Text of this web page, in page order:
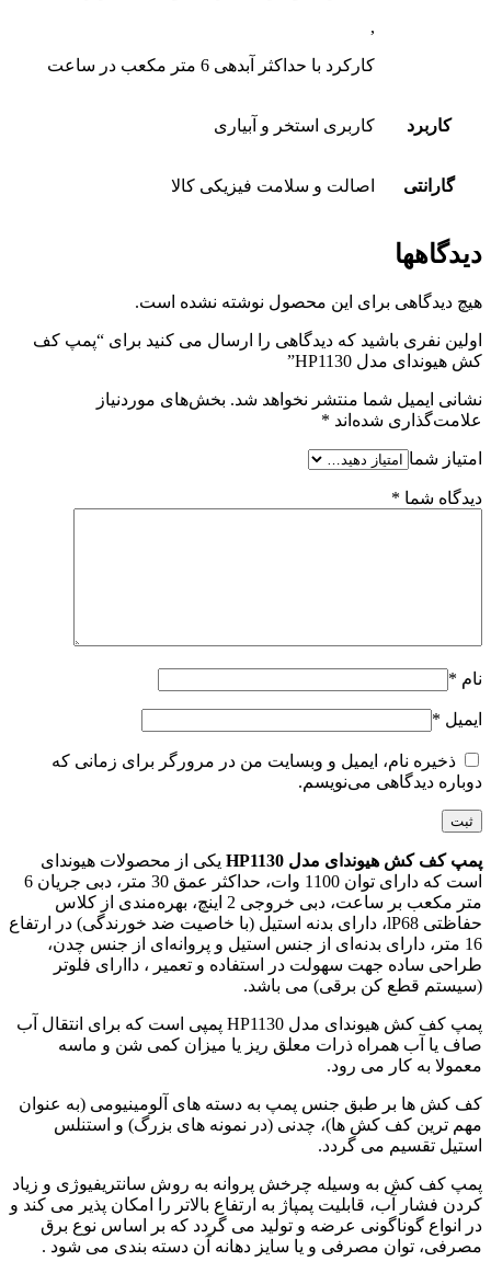
,
کارکرد با حداکثر آبدهی 6 متر مکعب در ساعت
کاربرد کاربری استخر و آبیاری
گارانتی اصالت و سلامت فیزیکی کالا
دیدگاهها
هیچ دیدگاهی برای این محصول نوشته نشده است.
اولین نفری باشید که دیدگاهی را ارسال می کنید برای “پمپ کف
کش هیوندای مدل HP1130”
نشانی ایمیل شما منتشر نخواهد شد. بخش‌های موردنیاز
علامت‌گذاری شده‌اند *
امتیاز شما
دیدگاه شما *
نام *
ایمیل *
ذخیره نام، ایمیل و وبسایت من در مرورگر برای زمانی که
دوباره دیدگاهی می‌نویسم.
پمپ کف کش هیوندای مدل HP1130
یکی از محصولات هیوندای
است که دارای توان 1100 وات، حداکثر عمق 30 متر، دبی جریان 6
متر مکعب بر ساعت، دبی خروجی 2 اینچ، بهره‌مندی از کلاس
حفاظتی lP68، دارای بدنه استیل (با خاصیت ضد خورندگی) در ارتفاع
16 متر، دارای بدنه‌ای از جنس استیل و پروانه‌ای از جنس چدن،
طراحی ساده جهت سهولت در استفاده و تعمیر ، داارای فلوتر
(سیستم قطع کن برقی) می باشد.
پمپ کف کش هیوندای مدل HP1130 پمپی است که برای انتقال آب
صاف یا آب همراه ذرات معلق ریز یا میزان کمی شن و ماسه
معمولا به کار می رود.
کف کش ها بر طبق جنس پمپ به دسته های آلومینیومی (به عنوان
مهم ترین کف کش ها)، چدنی (در نمونه های بزرگ) و استنلس
استیل تقسیم می گردد.
پمپ کف کش به وسیله چرخش پروانه به روش سانتریفیوژی و زیاد
کردن فشار آب، قابلیت پمپاژ به ارتفاع بالاتر را امکان پذیر می کند و
در انواع گوناگونی عرضه و تولید می گردد که بر اساس نوع برق
مصرفی، توان مصرفی و یا سایز دهانه آن دسته بندی می شود .